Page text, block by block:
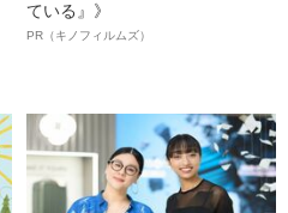
ている』》
PR（キノフィルムズ）